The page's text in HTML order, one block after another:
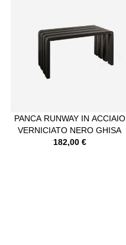
PANCA RUNWAY IN ACCIAIO
VERNICIATO NERO GHISA
182,00 €